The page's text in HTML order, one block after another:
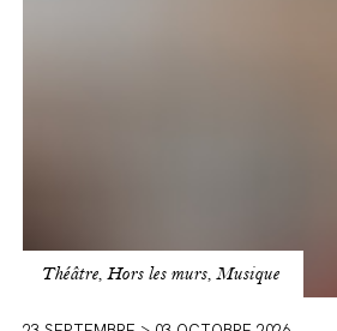
Théâtre, Hors les murs, Musique